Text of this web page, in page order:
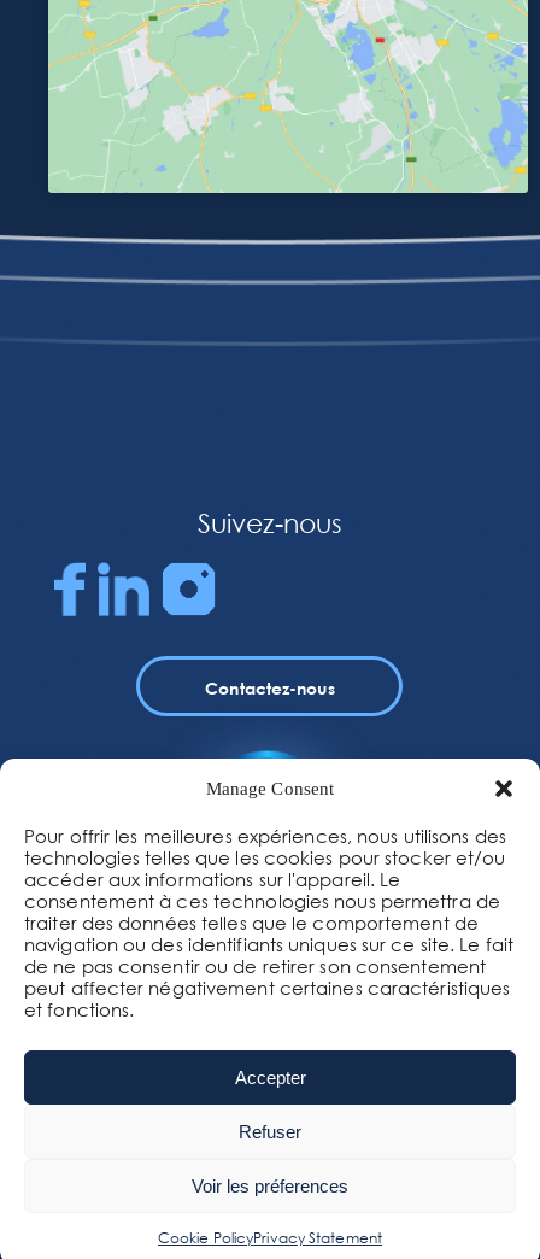
Manage Consent
Pour offrir les meilleures expériences, nous utilisons des
technologies telles que les cookies pour stocker et/ou
accéder aux informations sur l'appareil. Le
consentement à ces technologies nous permettra de
traiter des données telles que le comportement de
navigation ou des identifiants uniques sur ce site. Le fait
de ne pas consentir ou de retirer son consentement
peut affecter négativement certaines caractéristiques
et fonctions.
Accepter
Refuser
Voir les préferences
Cookie PolicyPrivacy Statement
Suivez-nous
Contactez-nous